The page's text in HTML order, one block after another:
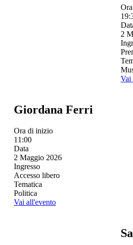
2
Vai
Giordana Ferri
Ora di inizio
11:00
Data
2 Maggio 2026
Ingresso
Accesso libero
Tematica
Politica
Vai all'evento